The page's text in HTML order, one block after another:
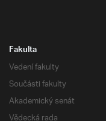
Fakulta
Vedení fakulty
Součásti fakulty
Akademický senát